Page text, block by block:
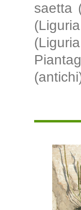
saetta